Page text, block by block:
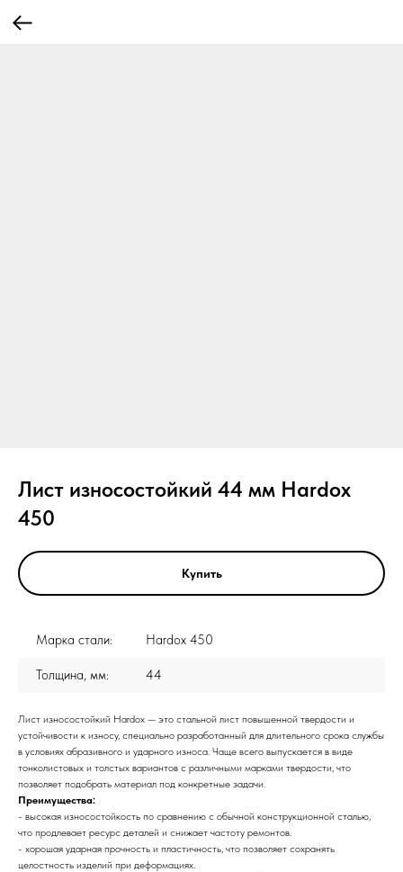
Лист износостойкий 44 мм Hardox
450
Купить
Марка стали: Hardox 450
Толщина, мм: 44
Лист износостойкий Hardox — это стальной лист повышенной твердости и
устойчивости к износу, специально разработанный для длительного срока службы
в условиях абразивного и ударного износа. Чаще всего выпускается в виде
тонколистовых и толстых вариантов с различными марками твердости, что
позволяет подобрать материал под конкретные задачи.
Преимущества:
- высокая износостойкость по сравнению с обычной конструкционной сталью,
что продлевает ресурс деталей и снижает частоту ремонтов.
- хорошая ударная прочность и пластичность, что позволяет сохранять
целостность изделий при деформациях.